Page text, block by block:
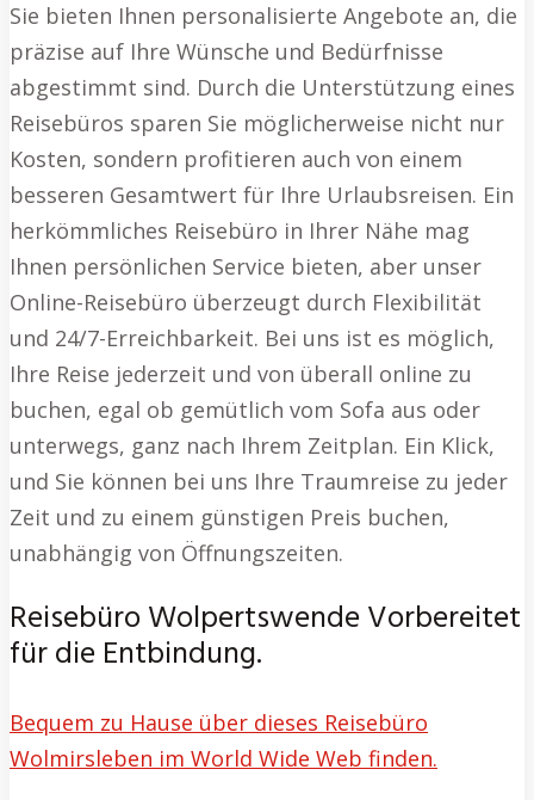
Sie bieten Ihnen personalisierte Angebote an, die
präzise auf Ihre Wünsche und Bedürfnisse
abgestimmt sind. Durch die Unterstützung eines
Reisebüros sparen Sie möglicherweise nicht nur
Kosten, sondern profitieren auch von einem
besseren Gesamtwert für Ihre Urlaubsreisen. Ein
herkömmliches Reisebüro in Ihrer Nähe mag
Ihnen persönlichen Service bieten, aber unser
Online-Reisebüro überzeugt durch Flexibilität
und 24/7-Erreichbarkeit. Bei uns ist es möglich,
Ihre Reise jederzeit und von überall online zu
buchen, egal ob gemütlich vom Sofa aus oder
unterwegs, ganz nach Ihrem Zeitplan. Ein Klick,
und Sie können bei uns Ihre Traumreise zu jeder
Zeit und zu einem günstigen Preis buchen,
unabhängig von Öffnungszeiten.
Reisebüro Wolpertswende Vorbereitet
für die Entbindung.
Bequem zu Hause über dieses Reisebüro
Wolmirsleben im World Wide Web finden.